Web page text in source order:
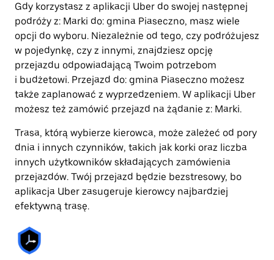
Gdy korzystasz z aplikacji Uber do swojej następnej
podróży z: Marki do: gmina Piaseczno, masz wiele
opcji do wyboru. Niezależnie od tego, czy podróżujesz
w pojedynkę, czy z innymi, znajdziesz opcję
przejazdu odpowiadającą Twoim potrzebom
i budżetowi. Przejazd do: gmina Piaseczno możesz
także zaplanować z wyprzedzeniem. W aplikacji Uber
możesz też zamówić przejazd na żądanie z: Marki.
Trasa, którą wybierze kierowca, może zależeć od pory
dnia i innych czynników, takich jak korki oraz liczba
innych użytkowników składających zamówienia
przejazdów. Twój przejazd będzie bezstresowy, bo
aplikacja Uber zasugeruje kierowcy najbardziej
efektywną trasę.